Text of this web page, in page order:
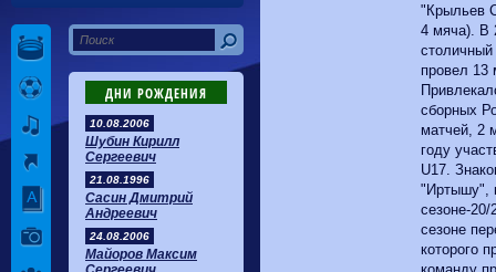
ДНИ РОЖДЕНИЯ
10.08.2006
Шубин Кирилл
Сергеевич
21.08.1996
Сасин Дмитрий
Андреевич
24.08.2006
Майоров Максим
"Крыльев
4 мяча). В
провел 13
сборных
матчей, 2
году
U17.
"Иртышу",
сезоне-
сезоне
которого